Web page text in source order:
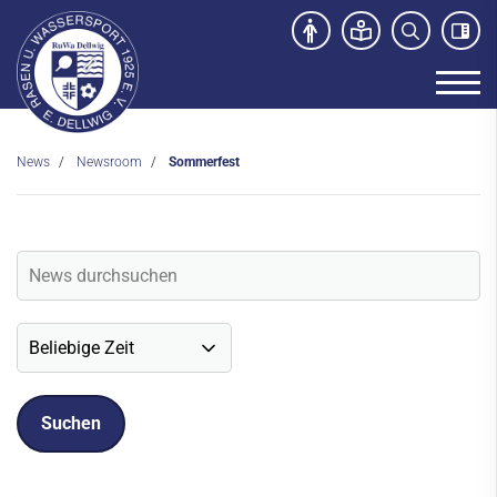
News Newsroom Sommerfest
Veranstaltungen
Social-Media News
Sport- und Kursangebot